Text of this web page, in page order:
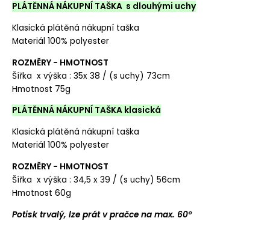
PLÁTĚNNÁ NÁKUPNÍ TAŠKA s dlouhými uchy
Klasická plátěná nákupní taška
Materiál 100% polyester
ROZMĚRY - HMOTNOST
Šířka x výška : 35x 38 / (s uchy) 73cm
Hmotnost 75g
PLÁTĚNNÁ NÁKUPNÍ TAŠKA klasická
Klasická plátěná nákupní taška
Materiál 100% polyester
ROZMĚRY - HMOTNOST
Šířka x výška : 34,5 x 39 / (s uchy) 56cm
Hmotnost 60g
Potisk trvalý, lze prát v pračce na max. 60°